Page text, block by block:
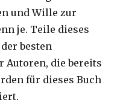
und Wille zur
je. Teile dieses
besten
Autoren, die bereits
für dieses Buch